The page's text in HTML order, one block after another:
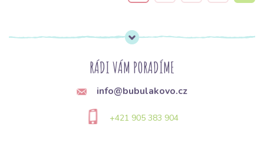
RÁDI VÁM PORADÍME
info@bubulakovo.cz
+421 905 383 904